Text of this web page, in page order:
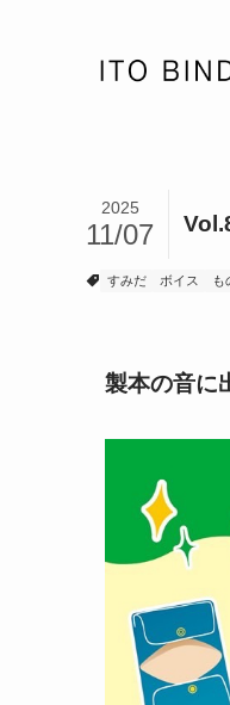
2025
11/07
すみだ ボイス も
製本の音に